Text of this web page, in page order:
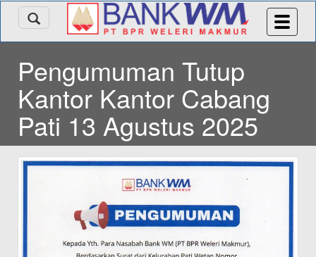
Pengumuman Tutup
Kantor Kantor Cabang
Pati 13 Agustus 2025